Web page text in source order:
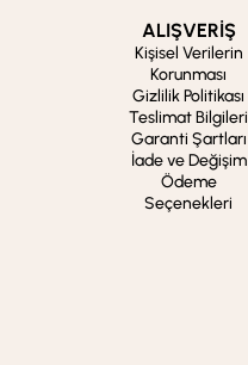
ALIŞVERİŞ
Kişisel Verilerin
Korunması
Gizlilik Politikası
Teslimat Bilgileri
Garanti Şartları
İade ve Değişim
Ödeme
Seçenekleri